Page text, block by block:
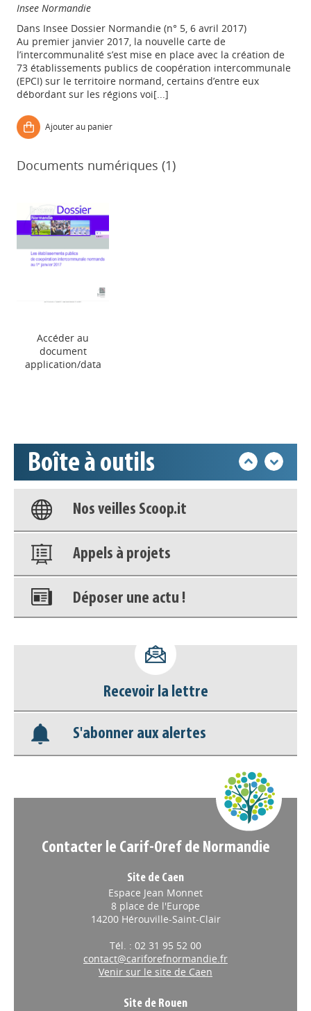
Insee Normandie
Dans Insee Dossier Normandie (n° 5, 6 avril 2017)
Au premier janvier 2017, la nouvelle carte de
l’intercommunalité s’est mise en place avec la création de
73 établissements publics de coopération intercommunale
(EPCI) sur le territoire normand, certains d’entre eux
débordant sur les régions voi[...]
Ajouter au panier
Documents numériques (1)
Accéder au
document
application/data
Boîte à outils
Déposer une actu !
Base documentaire
Nos veilles Scoop.it
Appels à projets
Déposer une actu !
déconnecter)
Base documentaire
Nos veilles Scoop.it
Recevoir la lettre
S'abonner aux alertes
Contacter le Carif-Oref de Normandie
Site de Caen
Espace Jean Monnet
8 place de l'Europe
14200 Hérouville-Saint-Clair
Tél. : 02 31 95 52 00
contact@cariforefnormandie.fr
Venir sur le site de Caen
Site de Rouen